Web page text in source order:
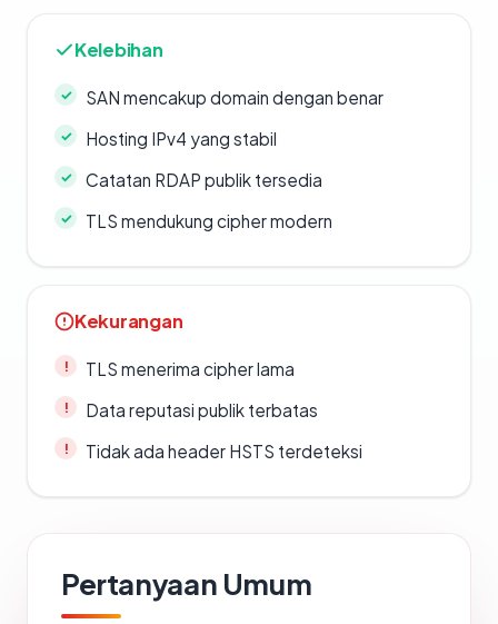
Kelebihan
SAN mencakup domain dengan benar
Hosting IPv4 yang stabil
Catatan RDAP publik tersedia
TLS mendukung cipher modern
Kekurangan
TLS menerima cipher lama
Data reputasi publik terbatas
Tidak ada header HSTS terdeteksi
Pertanyaan Umum